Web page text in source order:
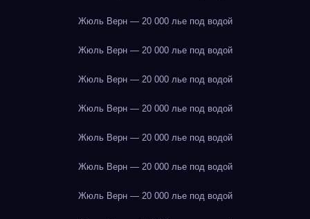
Жюль Верн — 20 000 лье под водой
Жюль Верн — 20 000 лье под водой
Жюль Верн — 20 000 лье под водой
Жюль Верн — 20 000 лье под водой
Жюль Верн — 20 000 лье под водой
Жюль Верн — 20 000 лье под водой
Жюль Верн — 20 000 лье под водой